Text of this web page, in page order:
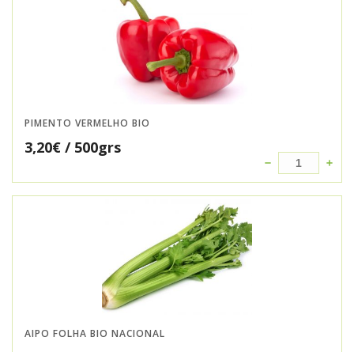
PIMENTO VERMELHO BIO
3,20€ / 500grs
AIPO FOLHA BIO NACIONAL